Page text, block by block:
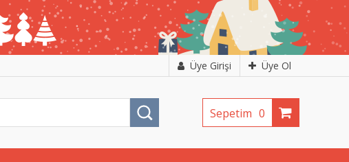
Üye Girişi Üye Ol
Sepetim 0